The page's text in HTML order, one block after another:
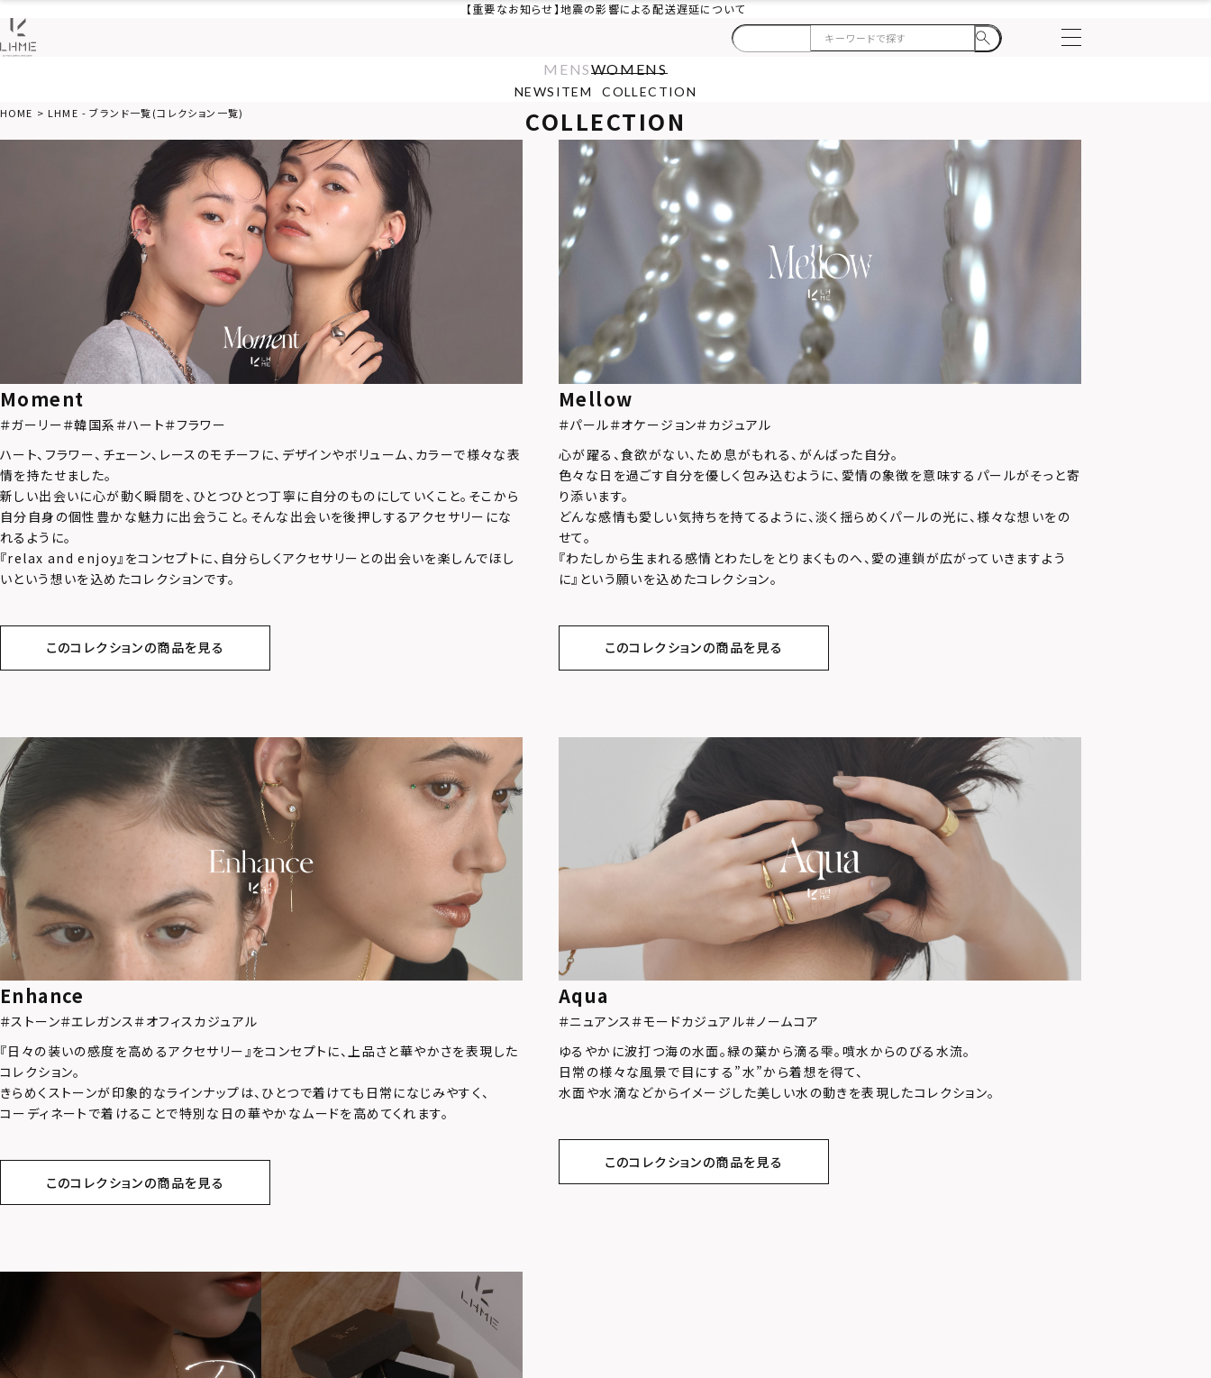
【重要なお知らせ】地震の影響による配送遅延について
MENSWOMENS
NEWS ITEM COLLECTION
HOME LHME - ブランド一覧(コレクション一覧) COLLECTION
Moment
＃ガーリー＃韓国系 ＃ハート＃フラワー
ハート、フラワー、チェーン、レースのモチーフに、デザインやボリューム、カラーで様々な表
情を持たせました。
新しい出会いに心が動く瞬間を、ひとつひとつ丁寧に自分のものにしていくこと。そこから
自分自身の個性豊かな魅力に出会うこと。そんな出会いを後押しするアクセサリーにな
れるように。
『relax and enjoy』をコンセプトに、自分らしくアクセサリーとの出会いを楽しんでほし
いという想いを込めたコレクションです。
このコレクションの商品を見る
Mellow
＃パール＃オケージョン＃カジュアル
心が躍る、食欲がない、ため息がもれる、がんばった自分。
色々な日を過ごす自分を優しく包み込むように、愛情の象徴を意味するパールがそっと寄
り添います。
どんな感情も愛しい気持ちを持てるように、淡く揺らめくパールの光に、様々な想いをの
せて。
『わたしから生まれる感情とわたしをとりまくものへ、愛の連鎖が広がっていきますよう
に』という願いを込めたコレクション。
このコレクションの商品を見る
Enhance
＃ストーン＃エレガンス＃オフィスカジュアル
『日々の装いの感度を高めるアクセサリー』をコンセプトに、上品さと華やかさを表現した
コレクション。
きらめくストーンが印象的なラインナップは、ひとつで着けても日常になじみやすく、
コーディネートで着けることで特別な日の華やかなムードを高めてくれます。
このコレクションの商品を見る
Aqua
＃ニュアンス＃モードカジュアル＃ノームコア
ゆるやかに波打つ海の水面。緑の葉から滴る雫。噴水からのびる水流。
日常の様々な風景で目にする”水”から着想を得て、
水面や水滴などからイメージした美しい水の動きを表現したコレクション。
このコレクションの商品を見る